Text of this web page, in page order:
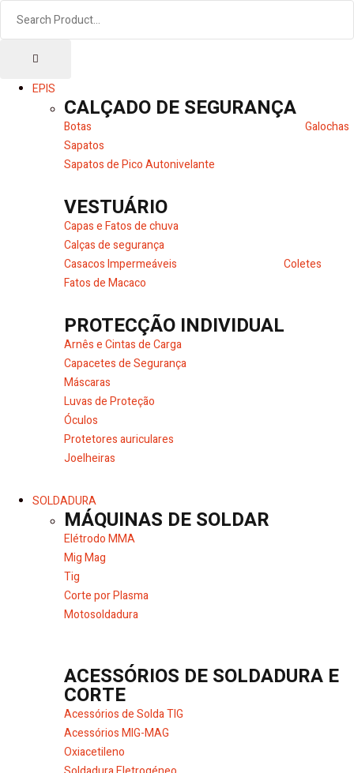
EPIS
CALÇADO DE SEGURANÇA
Botas
Galochas
Sapatos
Sapatos de Pico Autonivelante
VESTUÁRIO
Capas e Fatos de chuva
Calças de segurança
Casacos Impermeáveis
Coletes
Fatos de Macaco
PROTECÇÃO INDIVIDUAL
Arnês e Cintas de Carga
Capacetes de Segurança
Máscaras
Luvas de Proteção
Óculos
Protetores auriculares
Joelheiras
SOLDADURA
MÁQUINAS DE SOLDAR
Elétrodo MMA
Mig Mag
Tig
Corte por Plasma
Motosoldadura
ACESSÓRIOS DE SOLDADURA E
CORTE
Acessórios de Solda TIG
Acessórios MIG-MAG
Oxiacetileno